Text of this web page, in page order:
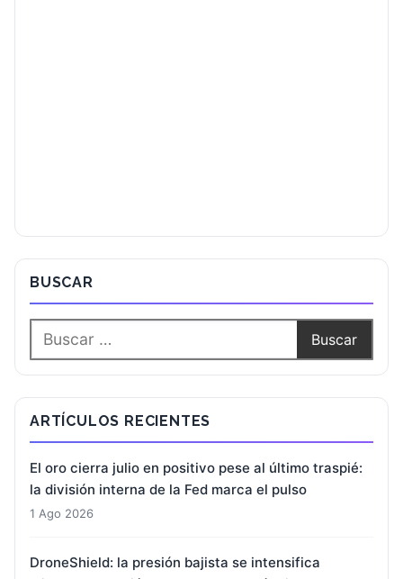
BUSCAR
ARTÍCULOS RECIENTES
El oro cierra julio en positivo pese al último traspié:
la división interna de la Fed marca el pulso
1 Ago 2026
DroneShield: la presión bajista se intensifica